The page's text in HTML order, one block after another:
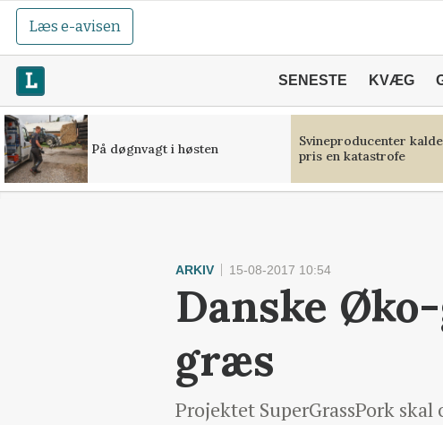
Læs e-avisen
SENESTE KVÆG
På døgnvagt i høsten
Svineproducenter
pris en katastrofe
ARKIV 15-08-2017 10:54
Danske
græs
Projektet SuperGrassPork